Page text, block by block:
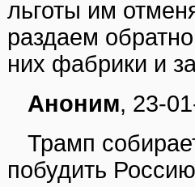
льготы им
раздаем
них фабрики и
Аноним, 23-
Трамп
побудить